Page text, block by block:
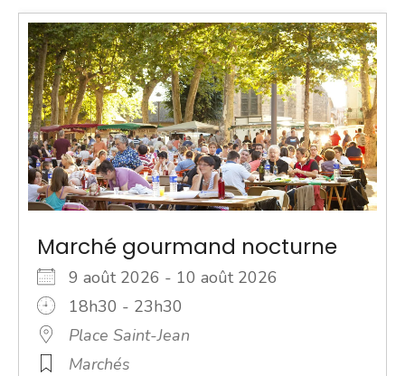
Marché gourmand nocturne
9 août 2026 - 10 août 2026
18h30 - 23h30
Place Saint-Jean
Marchés